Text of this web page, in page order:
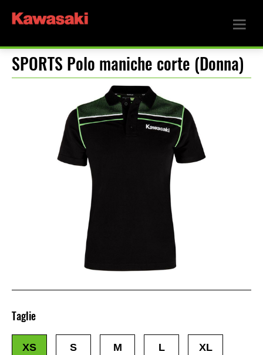
SPORTS Polo maniche corte (Donna)
Taglie
XS S M L XL